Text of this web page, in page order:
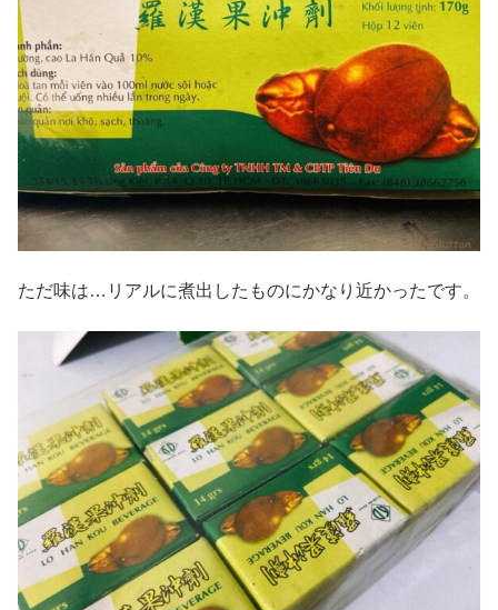
ただ味は…リアルに煮出したものにかなり近かったです。